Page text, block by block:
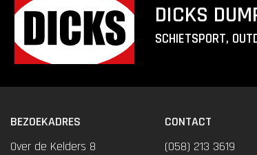
DICKS
SCHIETSPORT,
BEZOEKADRES
Over de Kelders 8
CONTACT
(058) 213 3619